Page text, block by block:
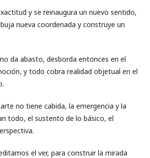
y se reinaugura un nuevo sentido,
nueva coordenada y construye un
da abasto, desborda entonces en el
y todo cobra realidad objetual en el
no tiene cabida, la emergencia y la
todo, el sustento de lo básico, el
el ver, para construir la mirada